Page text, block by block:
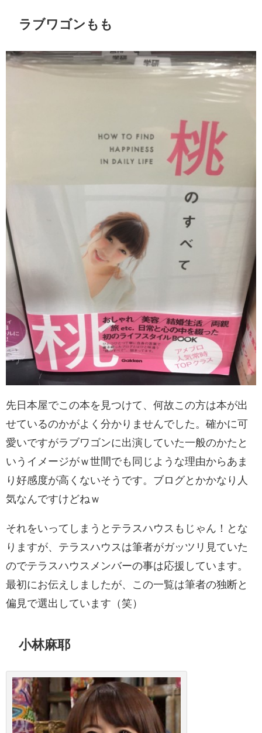
ラブワゴンもも
先日本屋でこの本を見つけて、何故この方は本が出
せているのかがよく分かりませんでした。確かに可
愛いですがラブワゴンに出演していた一般のかたと
いうイメージがｗ世間でも同じような理由からあま
り好感度が高くないそうです。ブログとかかなり人
気なんですけどねｗ
それをいってしまうとテラスハウスもじゃん！とな
りますが、テラスハウスは筆者がガッツリ見ていた
のでテラスハウスメンバーの事は応援しています。
最初にお伝えしましたが、この一覧は筆者の独断と
偏見で選出しています（笑）
小林麻耶